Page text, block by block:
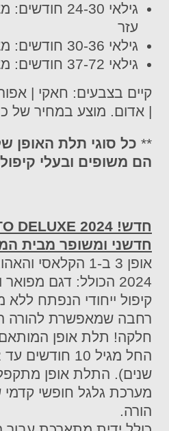
גילאי 24-30
עזר
גילאי 30-36 חודשים: מצב רכיבה
גילאי 37-72 חודשים: מצב רכיבה עצמאי
קיים בצבעים: חאקי |
| אדום. מוצע במחיר של כ 699 ₪
** כל סוגי תלת האופן
הם משופים ובעלי
חדש! DELUXE
חדשני ומשופר מבית
אופן 3 ב-1
2024 הכולל: דגם
קיפול ייחודי הנפתח
רחבה שמאפשרת להורה
חלקה! תלת אופן המותאם
שנים). התלת אופן מתקפל
מערכת גלגל חופשי
הורה.